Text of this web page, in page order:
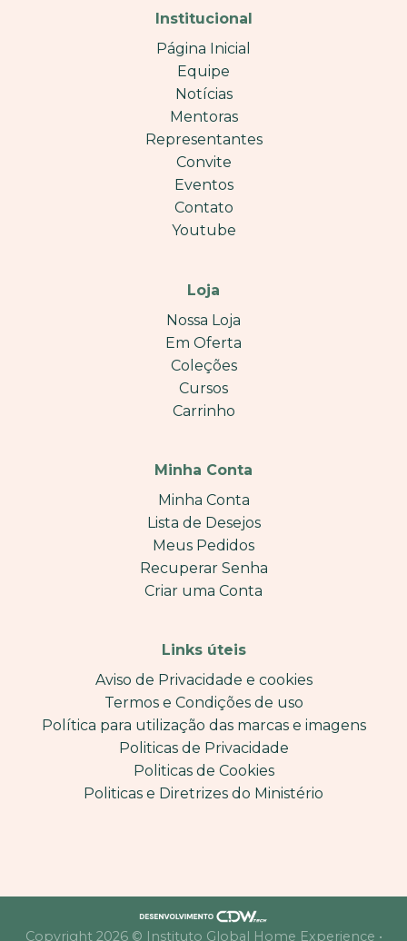
Institucional
Página Inicial
Equipe
Notícias
Mentoras
Representantes
Convite
Eventos
Contato
Youtube
Loja
Nossa Loja
Em Oferta
Coleções
Cursos
Carrinho
Minha Conta
Minha Conta
Lista de Desejos
Meus Pedidos
Recuperar Senha
Criar uma Conta
Links úteis
Aviso de Privacidade e cookies
Termos e Condições de uso
Política para utilização das marcas e imagens
Politicas de Privacidade
Politicas de Cookies
Politicas e Diretrizes do Ministério
Copyright 2026 © Instituto Global Home Experience •